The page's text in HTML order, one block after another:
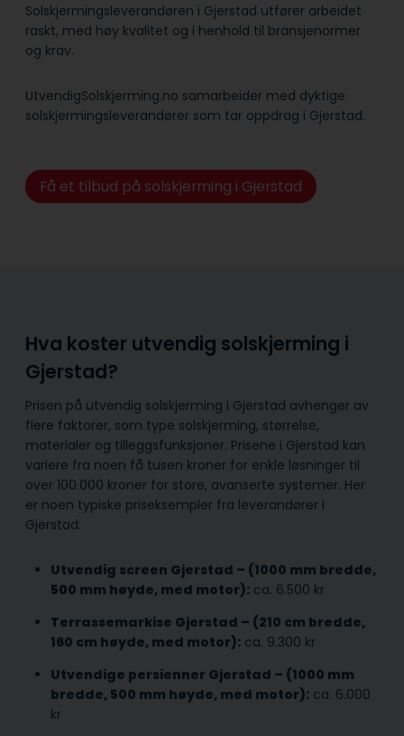
Solskjermingsleverandøren i Gjerstad utfører arbeidet
raskt, med høy kvalitet og i henhold til bransje­normer
og krav.
UtvendigSolskjerming.no samarbeider med dyktige
solskjermingsleverandører som tar oppdrag i Gjerstad.
Få et tilbud på solskjerming i Gjerstad
Hva koster utvendig solskjerming i
Gjerstad?
Prisen på utvendig solskjerming i Gjerstad avhenger av
flere faktorer, som type solskjerming, størrelse,
materialer og tilleggsfunksjoner. Prisene i Gjerstad kan
variere fra noen få tusen kroner for enkle løsninger til
over 100.000 kroner for store, avanserte systemer. Her
er noen typiske priseksempler fra leverandører i
Gjerstad:
Utvendig screen Gjerstad – (1000 mm bredde,
500 mm høyde, med motor): ca. 6.500 kr
Terrassemarkise Gjerstad – (210 cm bredde,
160 cm høyde, med motor): ca. 9.300 kr
Utvendige persienner Gjerstad – (1000 mm
bredde, 500 mm høyde, med motor): ca. 6.000
kr